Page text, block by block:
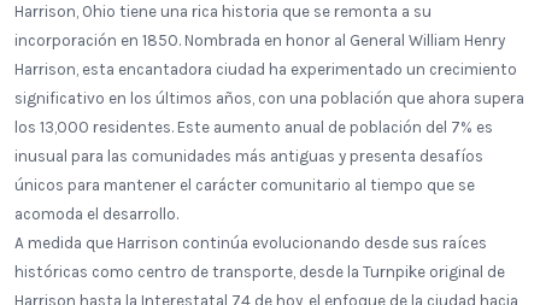
Harrison, Ohio tiene una rica historia que se remonta a su
incorporación en 1850. Nombrada en honor al General William Henry
Harrison, esta encantadora ciudad ha experimentado un crecimiento
significativo en los últimos años, con una población que ahora supera
los 13,000 residentes. Este aumento anual de población del 7% es
inusual para las comunidades más antiguas y presenta desafíos
únicos para mantener el carácter comunitario al tiempo que se
acomoda el desarrollo.
A medida que Harrison continúa evolucionando desde sus raíces
históricas como centro de transporte, desde la Turnpike original de
Harrison hasta la Interestatal 74 de hoy, el enfoque de la ciudad hacia